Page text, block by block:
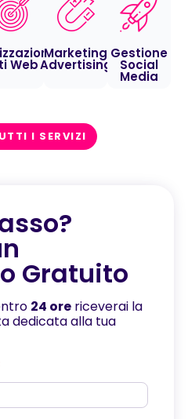
Web
Marketing
Advertising
Gestione
Social
Media
I SERVIZI
Gratuito
24 orericeverai la
dedicata alla tua